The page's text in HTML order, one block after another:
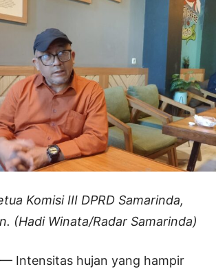
Komisi III DPRD Samarinda,
(Hadi Winata/Radar Samarinda)
— Intensitas hujan yang hampir